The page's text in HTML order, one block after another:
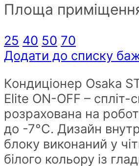
Площа
25 40 50 70
Додати до списку
Кондиціонер Osaka
Elite ON-OFF – спліт-
розрахована на
до -7°C. Дизайн
блоку виконаний у
білого кольору із